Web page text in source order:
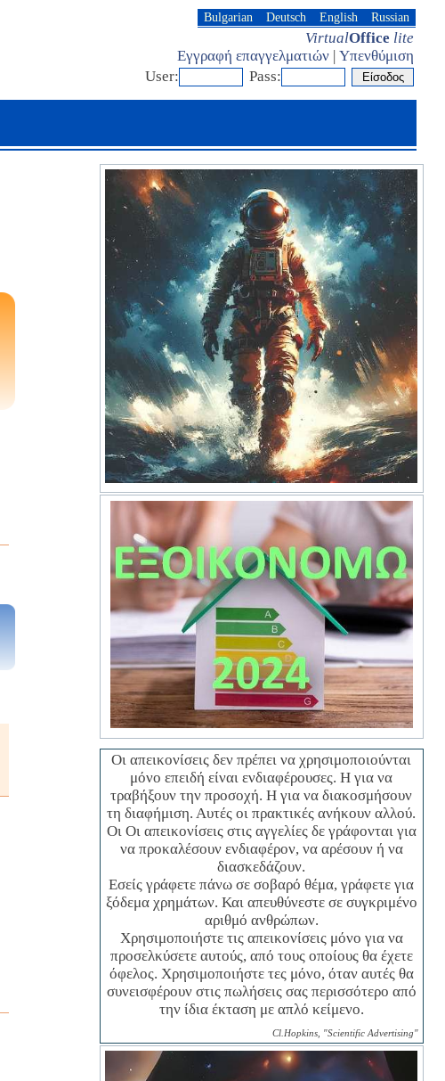
Bulgarian Deutsch English Russian
VirtualOffice lite
Εγγραφή επαγγελματιών | Υπενθύμιση
User:
Pass:
Οι απεικονίσεις δεν πρέπει να χρησιμοποιούνται
μόνο επειδή είναι ενδιαφέρουσες. Η για να
τραβήξουν την προσοχή. Η για να διακοσμήσουν
τη διαφήμιση. Αυτές οι πρακτικές ανήκουν αλλού.
Οι Οι απεικονίσεις στις αγγελίες δε γράφονται για
να προκαλέσουν ενδιαφέρον, να αρέσουν ή να
διασκεδάζουν.
Εσείς γράφετε πάνω σε σοβαρό θέμα, γράφετε για
ξόδεμα χρημάτων. Και απευθύνεστε σε συγκριμένο
αριθμό ανθρώπων.
Χρησιμοποιήστε τις απεικονίσεις μόνο για να
προσελκύσετε αυτούς, από τους οποίους θα έχετε
όφελος. Χρησιμοποιήστε τες μόνο, όταν αυτές θα
συνεισφέρουν στις πωλήσεις σας περισσότερο από
την ίδια έκταση με απλό κείμενο.
Cl.Hopkins, "Scientific Advertising"